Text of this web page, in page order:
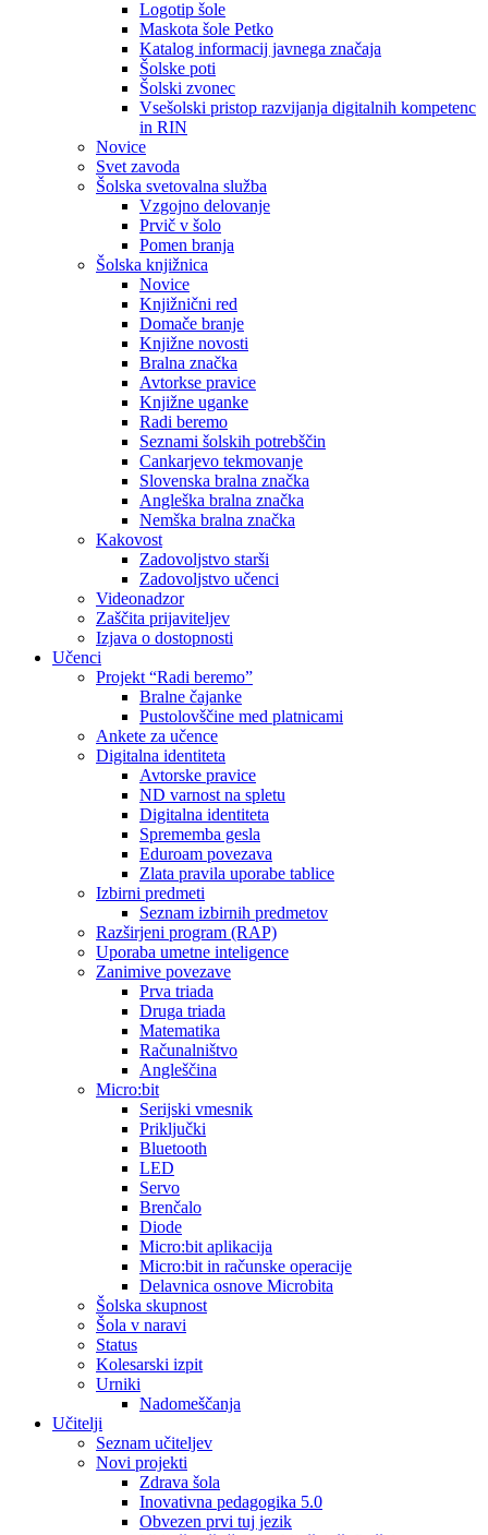
Logotip šole
Maskota šole Petko
Katalog informacij javnega značaja
Šolske poti
Šolski zvonec
Vsešolski pristop razvijanja digitalnih kompetenc
in RIN
Novice
Svet zavoda
Šolska svetovalna služba
Vzgojno delovanje
Prvič v šolo
Pomen branja
Šolska knjižnica
Novice
Knjižnični red
Domače branje
Knjižne novosti
Bralna značka
Avtorkse pravice
Knjižne uganke
Radi beremo
Seznami šolskih potrebščin
Cankarjevo tekmovanje
Slovenska bralna značka
Angleška bralna značka
Nemška bralna značka
Kakovost
Zadovoljstvo starši
Zadovoljstvo učenci
Videonadzor
Zaščita prijaviteljev
Izjava o dostopnosti
Učenci
Projekt “Radi beremo”
Bralne čajanke
Pustolovščine med platnicami
Ankete za učence
Digitalna identiteta
Avtorske pravice
ND varnost na spletu
Digitalna identiteta
Sprememba gesla
Eduroam povezava
Zlata pravila uporabe tablice
Izbirni predmeti
Seznam izbirnih predmetov
Razširjeni program (RAP)
Uporaba umetne inteligence
Zanimive povezave
Prva triada
Druga triada
Matematika
Računalništvo
Angleščina
Micro:bit
Serijski vmesnik
Priključki
Bluetooth
LED
Servo
Brenčalo
Diode
Micro:bit aplikacija
Micro:bit in računske operacije
Delavnica osnove Microbita
Šolska skupnost
Šola v naravi
Status
Kolesarski izpit
Urniki
Nadomeščanja
Učitelji
Seznam učiteljev
Novi projekti
Zdrava šola
Inovativna pedagogika 5.0
Obvezen prvi tuj jezik